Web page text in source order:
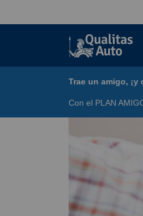
Trae un amigo,
Con el PLAN